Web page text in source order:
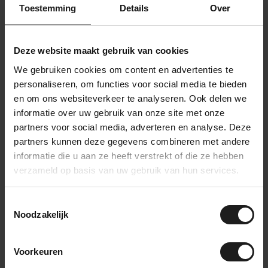
Toestemming Details Over
Deze website maakt gebruik van cookies
We gebruiken cookies om content en advertenties te
personaliseren, om functies voor social media te bieden
en om ons websiteverkeer te analyseren. Ook delen we
informatie over uw gebruik van onze site met onze
partners voor social media, adverteren en analyse. Deze
partners kunnen deze gegevens combineren met andere
informatie die u aan ze heeft verstrekt of die ze hebben
verzameld op basis van uw gebruik van hun services.
Noodzakelijk
Voorkeuren
Laadvloermat -
snijden
109,99
Cobramat
- Antislipprofiel aan beide